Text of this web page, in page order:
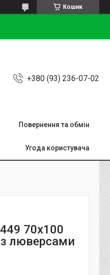
Кошик
+380 (93) 236-07-02
Повернення та обмін
Угода користувача
70х100
з люверсами